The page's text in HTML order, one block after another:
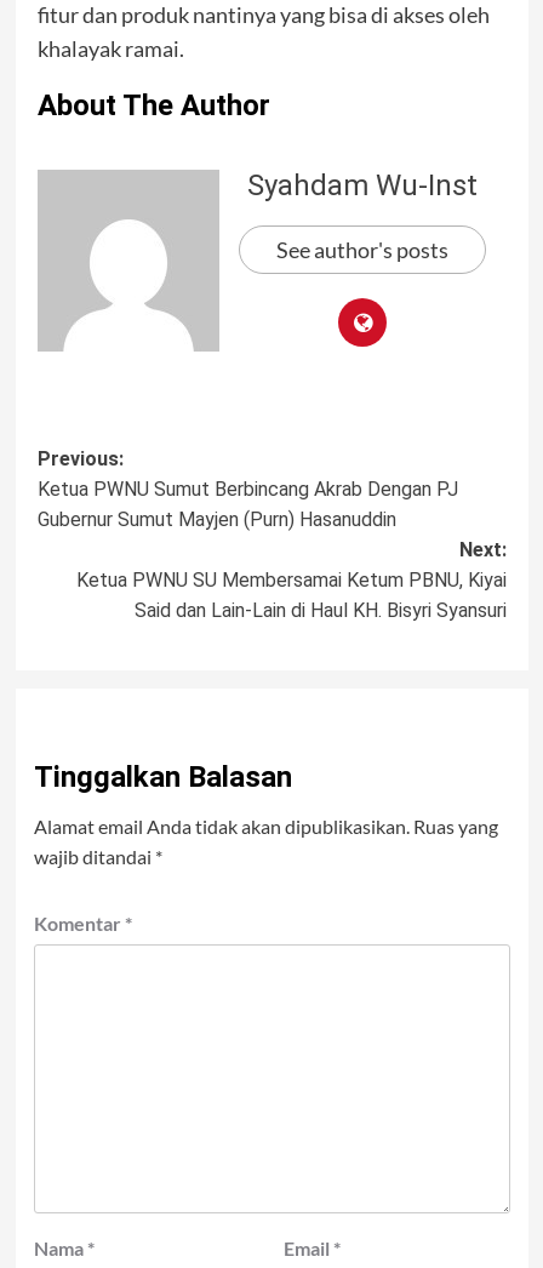
fitur dan produk nantinya yang bisa di akses oleh
khalayak ramai.
About The Author
Syahdam Wu-Inst
See author's posts
Post
navigation
Previous:
Ketua PWNU Sumut Berbincang Akrab Dengan PJ
Gubernur Sumut Mayjen (Purn) Hasanuddin
Next:
Ketua PWNU SU Membersamai Ketum PBNU, Kiyai
Said dan Lain-Lain di Haul KH. Bisyri Syansuri
Tinggalkan Balasan
Alamat email Anda tidak akan dipublikasikan. Ruas yang
wajib ditandai *
Komentar *
Nama * Email *